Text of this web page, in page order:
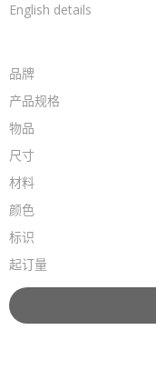
English details
品牌
产品规格
物品
尺寸
材料
颜色
标识
起订量